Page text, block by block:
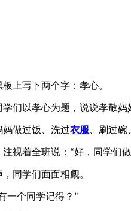
写下两个字：孝心。
以孝心为题，说说孝敬妈
做过饭、洗过衣服、刷过碗
视着全班说： “好，同学们
同学们面面相觑。
一个同学记得？ ”